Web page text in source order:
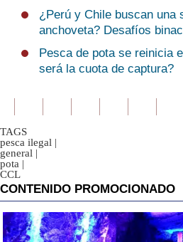
¿Perú y Chile buscan una
anchoveta? Desafíos
Pesca de pota se reinicia
será la cuota de captura?
TAGS
pesca ilegal |
general |
pota |
CCL